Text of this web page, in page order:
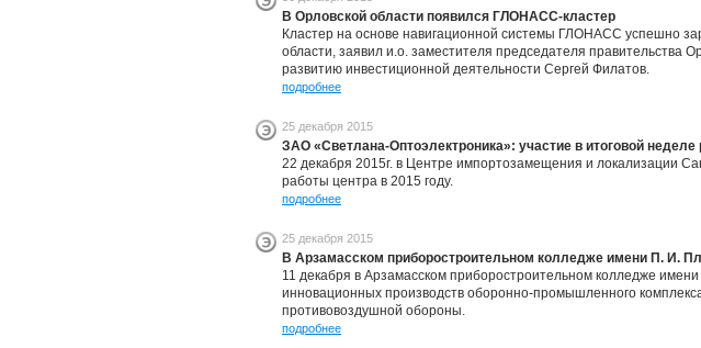
В Орловской области появился ГЛОНАСС-кластер
Кластер на основе навигационной системы ГЛОНАСС успешно
области, заявил и.о. заместителя председателя правительства
развитию инвестиционной деятельности Сергей Филатов.
подробнее
25 декабря 2015
ЗАО «Светлана-Оптоэлектроника»: участие в итоговой
22 декабря 2015г. в Центре импортозамещения и локализации
работы центра в 2015 году.
подробнее
25 декабря 2015
В Арзамасском приборостроительном колледже имени П. И.
11 декабря в Арзамасском приборостроительном колледже
инновационных производств оборонно-промышленного
противовоздушной обороны.
подробнее